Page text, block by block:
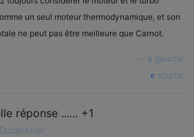
un seul moteur thermodynamique, et son
ne peut pas être meilleure que Carnot.
à gauche
source
réponse ...... +1
DucatiKiller